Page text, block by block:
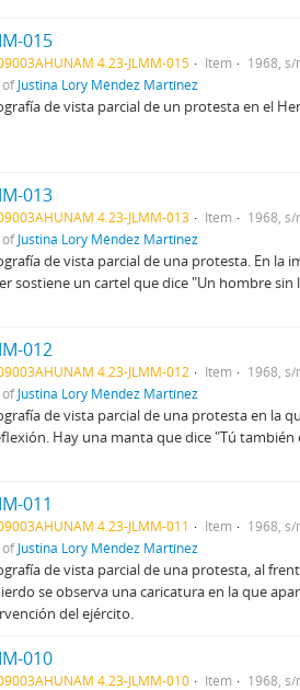
015
4.23-JLMM-015 Item
1968, s/
ofJustina Lory Méndez Martínez
de vista parcial de un protesta en el
013
4.23-JLMM-013 Item
1968, s/
ofJustina Lory Méndez Martínez
de vista parcial de una protesta. En la
sostiene un cartel que dice "Un hombre
012
4.23-JLMM-012 Item
1968, s/
ofJustina Lory Méndez Martínez
de vista parcial de una protesta en la
Hay una manta que dice "Tú también
011
4.23-JLMM-011 Item
1968, s/
ofJustina Lory Méndez Martínez
de vista parcial de una protesta, al
se observa una caricatura en la que
del ejército.
010
4.23-JLMM-010 Item
1968,